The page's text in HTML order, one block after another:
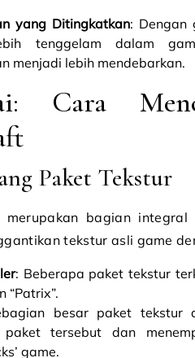
yang Ditingkatkan: Dengan
tenggelam dalam
menjadi lebih mendebarkan.
Cara
Paket Tekstur
merupakan bagian
tekstur asli game
: Beberapa paket tekstur
“Patrix”.
besar paket tekstur
paket tersebut dan
game.